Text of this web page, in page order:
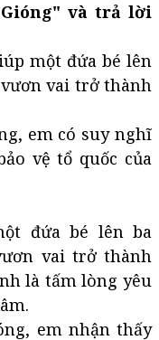
và trả lời
một đứa bé lên
vai trở thành
em có suy nghĩ
vệ tổ quốc của
đứa bé lên ba
vai trở thành
là tấm lòng yêu
em nhận thấy